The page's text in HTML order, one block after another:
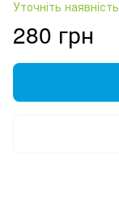
Уточніть наявність
280 грн